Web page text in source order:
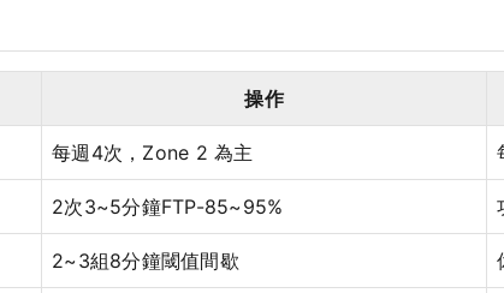
操作
每週4次，Zone 2 為主
2次3~5分鐘FTP-85~95%
2~3組8分鐘閾值間歇